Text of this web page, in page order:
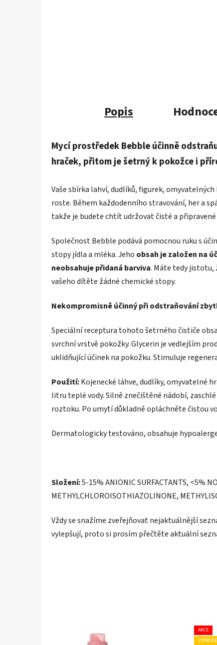
Popis
Mycí prostředek Bebble účinně
hraček, přitom je šetrný k pokožce i
Vaše sbírka lahví, dudlíků, figurek,
roste. Během každodenního stravování, her a
takže je budete chtít udržovat čisté a
Společnost Bebble podává pomocnou ruku s
stopy jídla a mléka. Jeho obsah je založen na
neobsahuje přidaná barviva. Máte tedy jistotu,
vašeho dítěte žádné chemické stopy.
Nekompromisně účinný při odstraňování
Speciální receptura tohoto šetrného čističe
svrchní vrstvě pokožky. Glycerin je vedlejším
uklidňující účinek na pokožku. Stimuluje
Použití:Kojenecké láhve, dudlíky, omyvatelné
litru teplé vody. Silně znečištěné nádobí,
roztoku. Po umytí důkladně opláchněte čistou
Dermatologicky testováno, obsahuje
Složení:5-15% ANIONIC SURFACTANTS, <5%
METHYLCHLOROISOTHIAZOLINONE,
Vždy se snažíme zveřejňovat nejaktuálnější
vylepšují, proto si prosím přečtěte aktuální
AKCE